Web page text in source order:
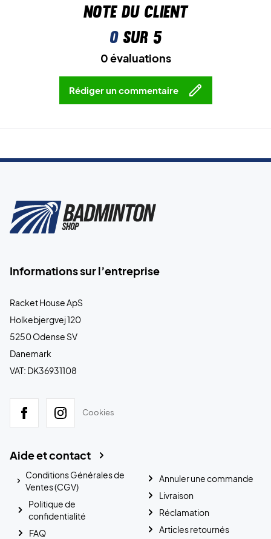
Note du client
0sur 5
0 évaluations
Rédiger un commentaire
Informations sur l’entreprise
Racket House ApS
Holkebjergvej 120
5250 Odense SV
Danemark
VAT: DK36931108
Cookies
Aide et contact
Conditions Générales de
Ventes (CGV)
Politique de
confidentialité
FAQ
Annuler une commande
Livraison
Réclamation
Articles retournés